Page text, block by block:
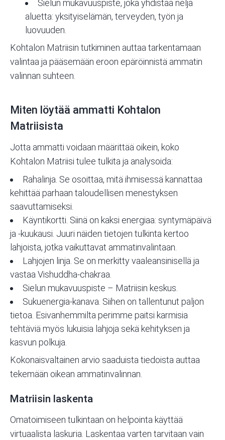
Sielun mukavuuspiste, joka yhdistää neljä
aluetta: yksityiselämän, terveyden, työn ja
luovuuden.
Kohtalon Matriisin tutkiminen auttaa tarkentamaan
valintaa ja pääsemään eroon epäröinnistä ammatin
valinnan suhteen.
Miten löytää ammatti Kohtalon
Matriisista
Jotta ammatti voidaan määrittää oikein, koko
Kohtalon Matriisi tulee tulkita ja analysoida:
Rahalinja. Se osoittaa, mitä ihmisessä kannattaa
kehittää parhaan taloudellisen menestyksen
saavuttamiseksi.
Käyntikortti. Siinä on kaksi energiaa: syntymäpäivä
ja -kuukausi. Juuri näiden tietojen tulkinta kertoo
lahjoista, jotka vaikuttavat ammatinvalintaan.
Lahjojen linja. Se on merkitty vaaleansinisellä ja
vastaa Vishuddha-chakraa.
Sielun mukavuuspiste – Matriisin keskus.
Sukuenergia-kanava. Siihen on tallentunut paljon
tietoa. Esivanhemmilta perimme paitsi karmisia
tehtäviä myös lukuisia lahjoja sekä kehityksen ja
kasvun polkuja.
Kokonaisvaltainen arvio saaduista tiedoista auttaa
tekemään oikean ammatinvalinnan.
Matriisin laskenta
Omatoimiseen tulkintaan on helpointa käyttää
virtuaalista laskuria. Laskentaa varten tarvitaan vain